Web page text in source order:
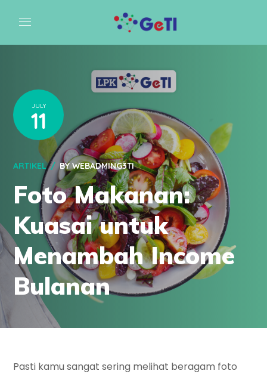
JULY
11
ARTIKEL BYWEBADMING3TI
Foto Makanan:
Kuasai untuk
Menambah Income
Bulanan
Pasti kamu sangat sering melihat beragam foto